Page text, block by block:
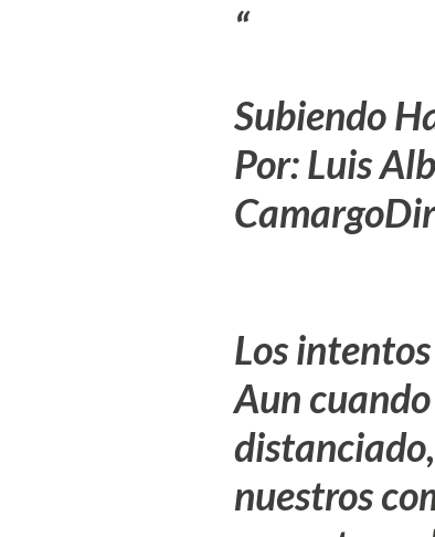
Subiendo
Por: Luis
Los
Aun
nuestros